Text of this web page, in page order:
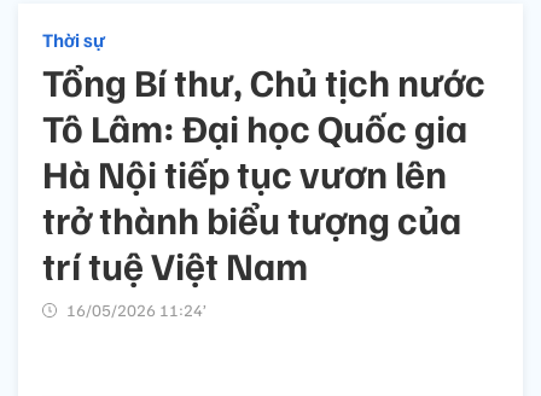
Thời sự
Tổng Bí thư, Chủ tịch nước
Tô Lâm: Đại học Quốc gia
Hà Nội tiếp tục vươn lên
trở thành biểu tượng của
trí tuệ Việt Nam
16/05/2026 11:24’